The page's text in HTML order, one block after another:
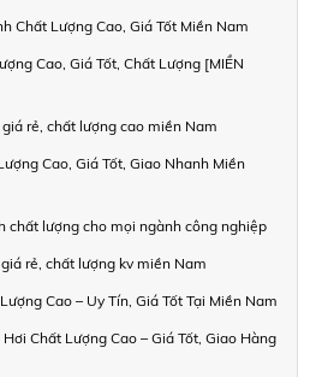
Chất Lượng Cao, Giá Tốt Miền Nam
Cao, Giá Tốt, Chất Lượng [MIỀN
rẻ, chất lượng cao miền Nam
Cao, Giá Tốt, Giao Nhanh Miền
chất lượng cho mọi ngành công nghiệp
rẻ, chất lượng kv miền Nam
Cao – Uy Tín, Giá Tốt Tại Miền Nam
Chất Lượng Cao – Giá Tốt, Giao Hàng